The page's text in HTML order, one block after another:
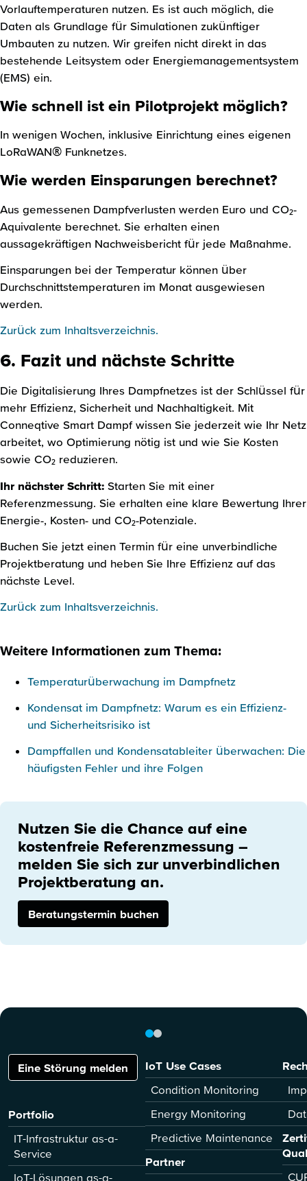
Vorlauftemperaturen nutzen. Es ist auch möglich, die
Daten als Grundlage für Simulationen zukünftiger
Umbauten zu nutzen. Wir greifen nicht direkt in das
bestehende Leitsystem oder Energiemanagementsystem
(EMS) ein.
Wie schnell ist ein Pilotprojekt möglich?
In wenigen Wochen, inklusive Einrichtung eines eigenen
LoRaWAN® Funknetzes.
Wie werden Einsparungen berechnet?
Aus gemessenen Dampfverlusten werden Euro und CO₂-
Aquivalente berechnet. Sie erhalten einen
aussagekräftigen Nachweisbericht für jede Maßnahme.
Einsparungen bei der Temperatur können über
Durchschnittstemperaturen im Monat ausgewiesen
werden.
Zurück zum Inhaltsverzeichnis.
6. Fazit und nächste Schritte
Die Digitalisierung Ihres Dampfnetzes ist der Schlüssel für
mehr Effizienz, Sicherheit und Nachhaltigkeit. Mit
Conneqtive Smart Dampf wissen Sie jederzeit wie Ihr Netz
arbeitet, wo Optimierung nötig ist und wie Sie Kosten
sowie CO₂ reduzieren.
Ihr nächster Schritt: Starten Sie mit einer
Referenzmessung. Sie erhalten eine klare Bewertung Ihrer
Energie-, Kosten- und CO₂-Potenziale.
Buchen Sie jetzt einen Termin für eine unverbindliche
Projektberatung und heben Sie Ihre Effizienz auf das
nächste Level.
Zurück zum Inhaltsverzeichnis.
Weitere Informationen zum Thema:
Temperaturüberwachung im Dampfnetz
Kondensat im Dampfnetz: Warum es ein Effizienz-
und Sicherheitsrisiko ist
Dampffallen und Kondensatableiter überwachen: Die
häufigsten Fehler und ihre Folgen
Nutzen Sie die Chance auf eine
kostenfreie Referenzmessung –
melden Sie sich zur unverbindlichen
Projektberatung an.
Beratungstermin buchen
Eine Störung melden
Portfolio
IT-Infrastruktur as-a-
Service
IoT-Lösungen as-a-
IoT Use Cases
Condition Monitoring
Energy Monitoring
Predictive Maintenance
Partner